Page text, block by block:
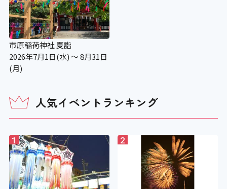
市原稲荷神社 夏詣
2026年7月1日(水) ～ 8月31日
(月)
人気イベントランキング
1 2